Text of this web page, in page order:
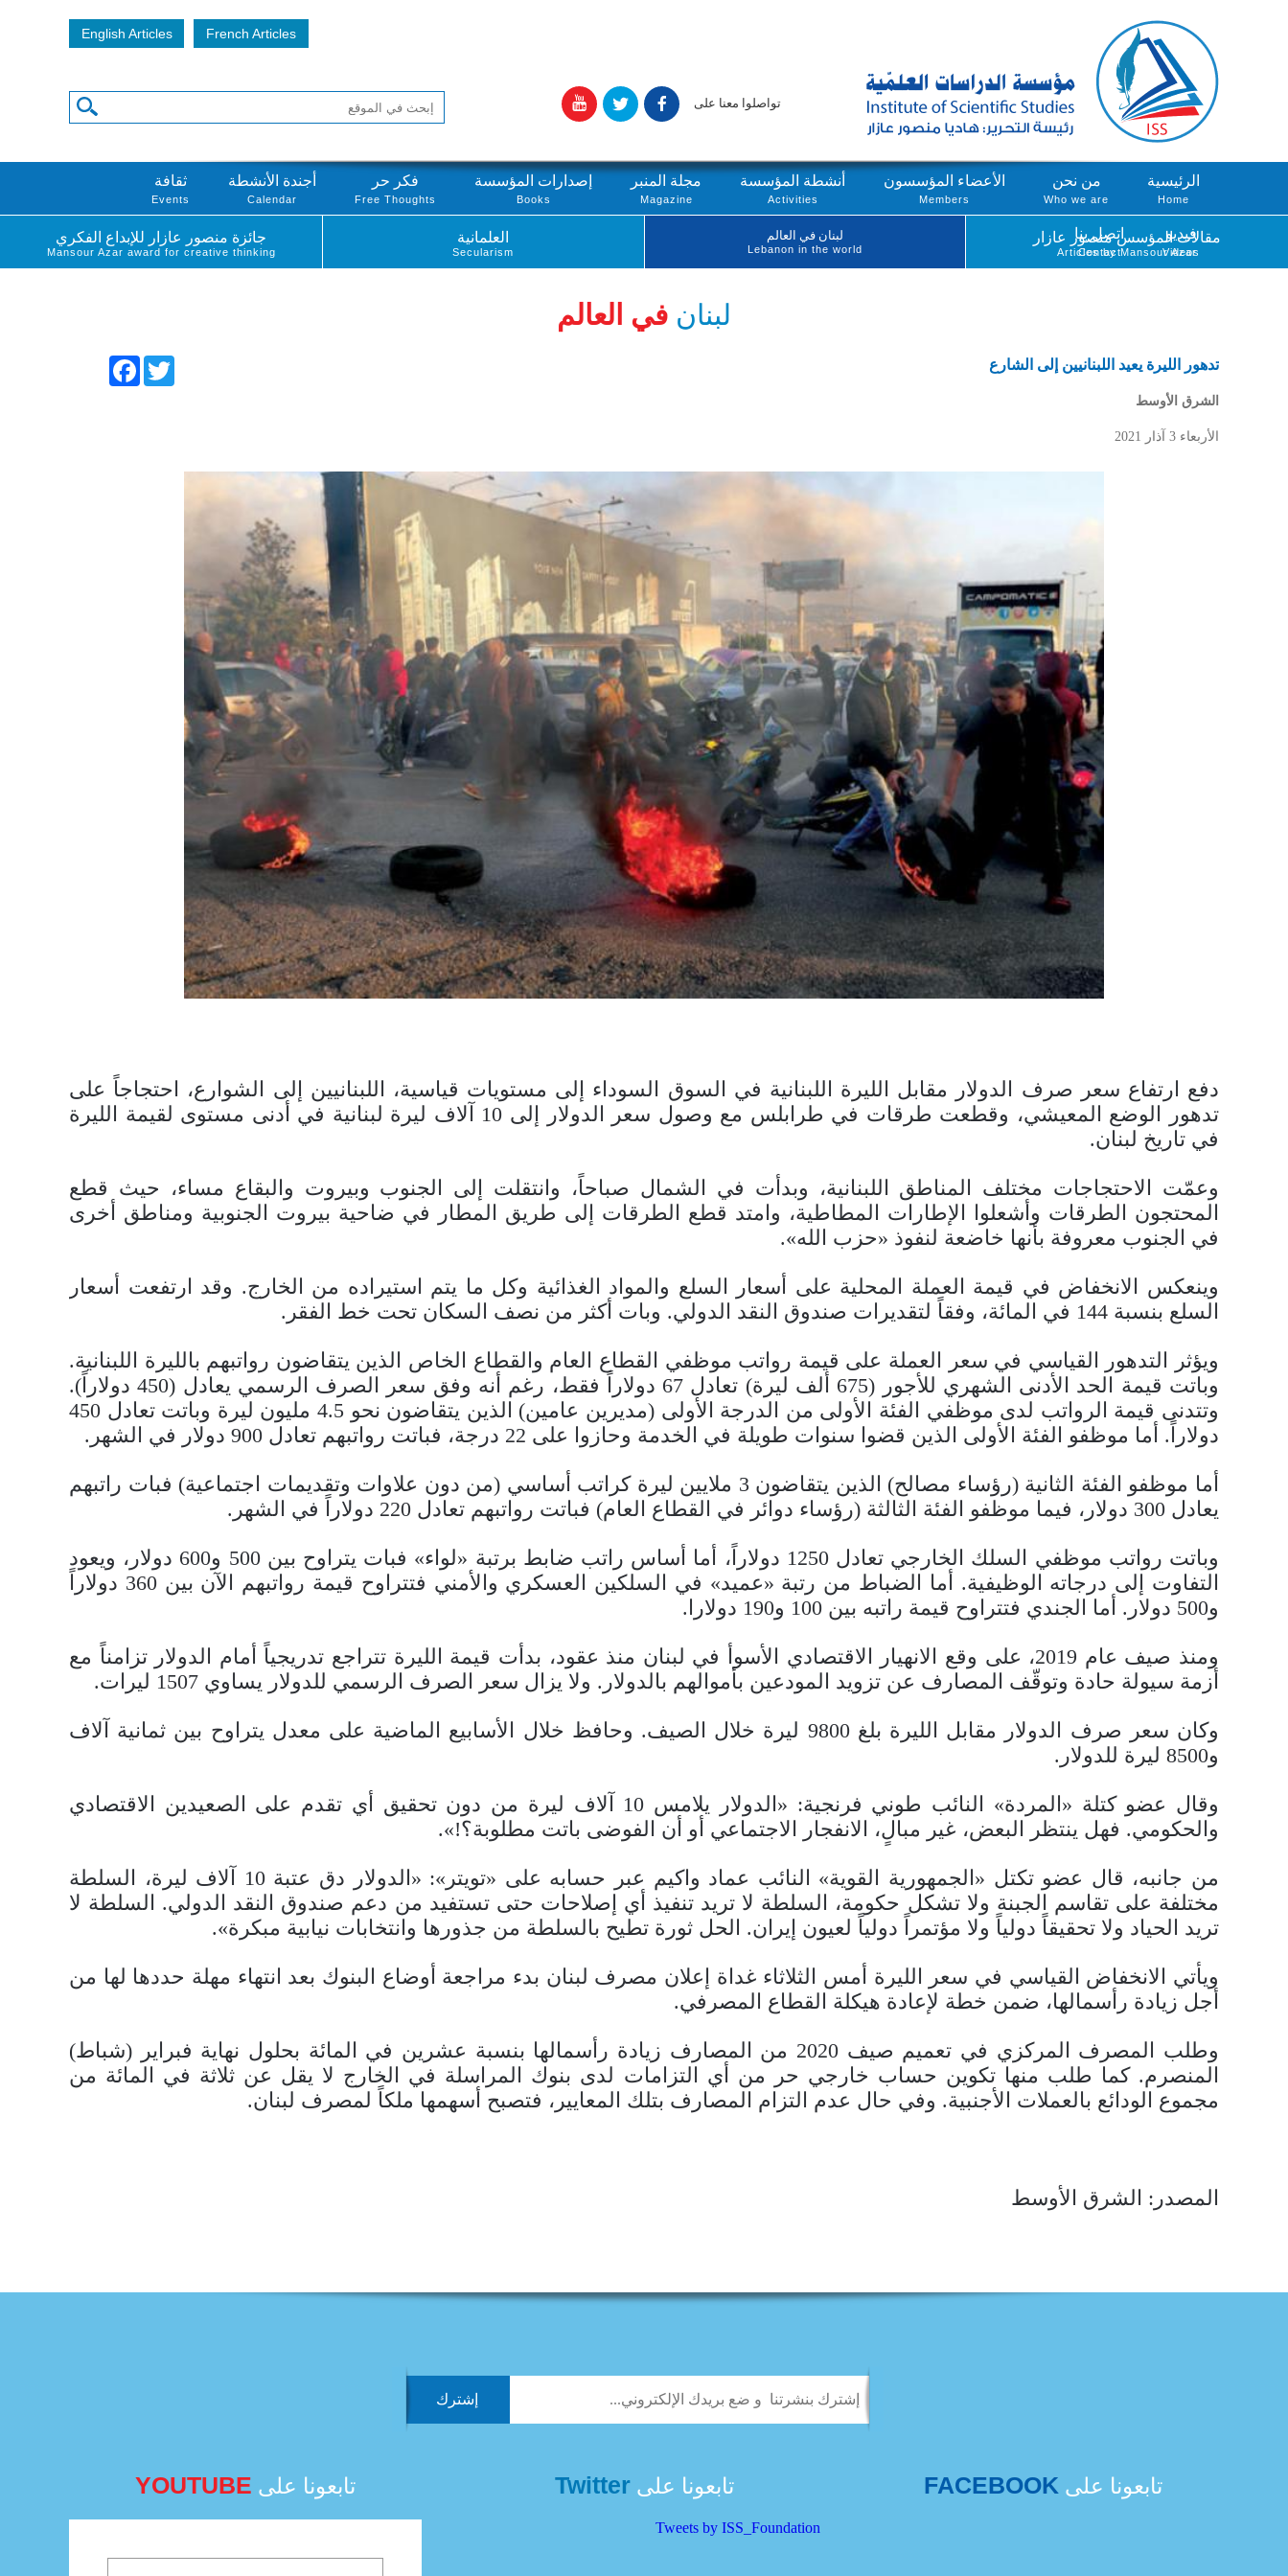
English Articles French Articles
تواصلوا معنا على
الرئيسية
Home
من نحن
Who we are
الأعضاء المؤسسون
Members
أنشطة المؤسسة
Activities
مجلة المنبر
Magazine
إصدارات المؤسسة
Books
فكر حر
Free Thoughts
أجندة الأنشطة
Calendar
ثقافة
Events
فيديو
Videos
اتصل بنا
Contact
مقالات المؤسس منصور عازار
Articles by Mansour Azar
لبنان في العالم
Lebanon in the world
العلمانية
Secularism
جائزة منصور عازار للإبداع الفكري
Mansour Azar award for creative thinking
لبنان في العالم
FacebookTwitter تدهور الليرة يعيد اللبنانيين إلى الشارع
الشرق الأوسط
الأربعاء 3 آذار 2021
دفع ارتفاع سعر صرف الدولار مقابل الليرة اللبنانية في السوق السوداء إلى مستويات قياسية، اللبنانيين إلى الشوارع، احتجاجاً على
تدهور الوضع المعيشي، وقطعت طرقات في طرابلس مع وصول سعر الدولار إلى 10 آلاف ليرة لبنانية في أدنى مستوى لقيمة الليرة
في تاريخ لبنان.
وعمّت الاحتجاجات مختلف المناطق اللبنانية، وبدأت في الشمال صباحاً، وانتقلت إلى الجنوب وبيروت والبقاع مساء، حيث قطع
المحتجون الطرقات وأشعلوا الإطارات المطاطية، وامتد قطع الطرقات إلى طريق المطار في ضاحية بيروت الجنوبية ومناطق أخرى
في الجنوب معروفة بأنها خاضعة لنفوذ «حزب الله».
وينعكس الانخفاض في قيمة العملة المحلية على أسعار السلع والمواد الغذائية وكل ما يتم استيراده من الخارج. وقد ارتفعت أسعار
السلع بنسبة 144 في المائة، وفقاً لتقديرات صندوق النقد الدولي. وبات أكثر من نصف السكان تحت خط الفقر.
ويؤثر التدهور القياسي في سعر العملة على قيمة رواتب موظفي القطاع العام والقطاع الخاص الذين يتقاضون رواتبهم بالليرة اللبنانية.
وباتت قيمة الحد الأدنى الشهري للأجور (675 ألف ليرة) تعادل 67 دولاراً فقط، رغم أنه وفق سعر الصرف الرسمي يعادل (450 دولاراً).
وتتدنى قيمة الرواتب لدى موظفي الفئة الأولى من الدرجة الأولى (مديرين عامين) الذين يتقاضون نحو 4.5 مليون ليرة وباتت تعادل 450
دولاراً. أما موظفو الفئة الأولى الذين قضوا سنوات طويلة في الخدمة وحازوا على 22 درجة، فباتت رواتبهم تعادل 900 دولار في الشهر.
أما موظفو الفئة الثانية (رؤساء مصالح) الذين يتقاضون 3 ملايين ليرة كراتب أساسي (من دون علاوات وتقديمات اجتماعية) فبات راتبهم
يعادل 300 دولار، فيما موظفو الفئة الثالثة (رؤساء دوائر في القطاع العام) فباتت رواتبهم تعادل 220 دولاراً في الشهر.
وباتت رواتب موظفي السلك الخارجي تعادل 1250 دولاراً، أما أساس راتب ضابط برتبة «لواء» فبات يتراوح بين 500 و600 دولار، ويعود
التفاوت إلى درجاته الوظيفية. أما الضباط من رتبة «عميد» في السلكين العسكري والأمني فتتراوح قيمة رواتبهم الآن بين 360 دولاراً
و500 دولار. أما الجندي فتتراوح قيمة راتبه بين 100 و190 دولارا.
ومنذ صيف عام 2019، على وقع الانهيار الاقتصادي الأسوأ في لبنان منذ عقود، بدأت قيمة الليرة تتراجع تدريجياً أمام الدولار تزامناً مع
أزمة سيولة حادة وتوقّف المصارف عن تزويد المودعين بأموالهم بالدولار. ولا يزال سعر الصرف الرسمي للدولار يساوي 1507 ليرات.
وكان سعر صرف الدولار مقابل الليرة بلغ 9800 ليرة خلال الصيف. وحافظ خلال الأسابيع الماضية على معدل يتراوح بين ثمانية آلاف
و8500 ليرة للدولار.
وقال عضو كتلة «المردة» النائب طوني فرنجية: «الدولار يلامس 10 آلاف ليرة من دون تحقيق أي تقدم على الصعيدين الاقتصادي
والحكومي. فهل ينتظر البعض، غير مبالٍ، الانفجار الاجتماعي أو أن الفوضى باتت مطلوبة؟!».
من جانبه، قال عضو تكتل «الجمهورية القوية» النائب عماد واكيم عبر حسابه على «تويتر»: ‏«الدولار دق عتبة 10 آلاف ليرة، السلطة
مختلفة على تقاسم الجبنة ولا تشكل حكومة، السلطة لا تريد تنفيذ أي إصلاحات حتى تستفيد من دعم صندوق النقد الدولي. السلطة لا
تريد الحياد ولا تحقيقاً دولياً ولا مؤتمراً دولياً لعيون إيران. الحل ثورة تطيح بالسلطة من جذورها وانتخابات نيابية مبكرة».
ويأتي الانخفاض القياسي في سعر الليرة أمس الثلاثاء غداة إعلان مصرف لبنان بدء مراجعة أوضاع البنوك بعد انتهاء مهلة حددها لها من
أجل زيادة رأسمالها، ضمن خطة لإعادة هيكلة القطاع المصرفي.
وطلب المصرف المركزي في تعميم صيف 2020 من المصارف زيادة رأسمالها بنسبة عشرين في المائة بحلول نهاية فبراير (شباط)
المنصرم. كما طلب منها تكوين حساب خارجي حر من أي التزامات لدى بنوك المراسلة في الخارج لا يقل عن ثلاثة في المائة من
مجموع الودائع بالعملات الأجنبية. وفي حال عدم التزام المصارف بتلك المعايير، فتصبح أسهمها ملكاً لمصرف لبنان.
المصدر: الشرق الأوسط
تابعونا على FACEBOOK تابعونا علىTwitter
Tweets by ISS_Foundation
تابعونا على YOUTUBE